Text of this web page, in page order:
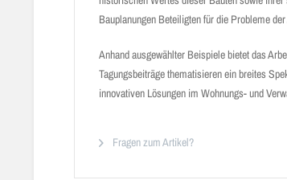
Bauplanungen Beteiligten für die Probleme
Anhand ausgewählter Beispiele bietet das
Tagungsbeiträge thematisieren ein breites
innovativen Lösungen im Wohnungs- und
Fragen zum Artikel?